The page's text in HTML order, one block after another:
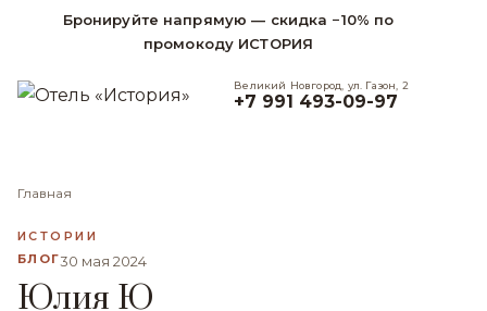
Бронируйте напрямую — скидка −10% по
промокоду ИСТОРИЯ
Великий Новгород, ул. Газон, 2
+7 991 493-09-97
Главная
ИСТОРИИ
БЛОГ30 мая 2024
Юлия Ю